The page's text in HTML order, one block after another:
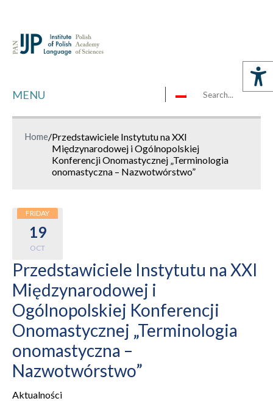
MENU
Home/Przedstawiciele Instytutu na XXI
Międzynarodowej i Ogólnopolskiej
Konferencji Onomastycznej „Terminologia
onomastyczna – Nazwotwórstwo”
FRIDAY
19
OCT
Przedstawiciele Instytutu na XXI
Międzynarodowej i
Ogólnopolskiej Konferencji
Onomastycznej „Terminologia
onomastyczna –
Nazwotwórstwo”
Aktualności